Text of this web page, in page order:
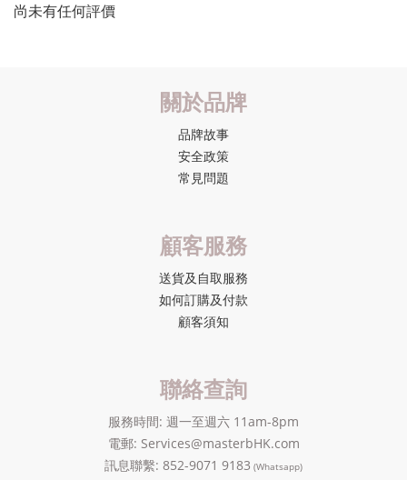
尚未有任何評價
關於品牌
品牌故事
安全政策
常見問題
顧客服務
送貨及自取服務
如何訂購及付款
顧客須知
聯絡查詢
服務時間: 週一至週六 11am-8pm
電郵: Services@masterbHK.com
訊息聯繫: 852-9071 9183 (Whatsapp)